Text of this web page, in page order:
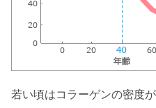
若い頃はコラーゲンの密度